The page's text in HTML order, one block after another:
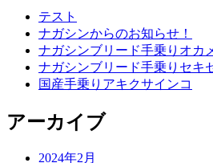
テスト
ナガシンからのお知らせ！
ナガシンブリード手乗りオカ
ナガシンブリード手乗りセキ
国産手乗りアキクサインコ
アーカイブ
2024年2月